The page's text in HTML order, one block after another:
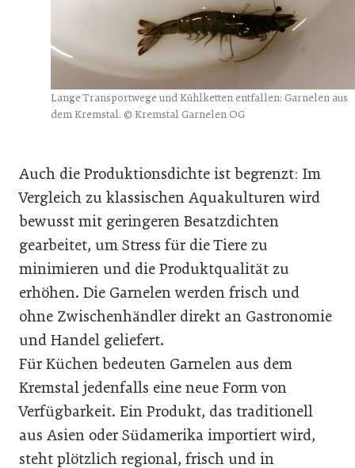
Lange Transportwege und Kühlketten entfallen: Garnelen aus
dem Kremstal. © Kremstal Garnelen OG
Auch die Produktionsdichte ist begrenzt: Im
Vergleich zu klassischen Aquakulturen wird
bewusst mit geringeren Besatzdichten
gearbeitet, um Stress für die Tiere zu
minimieren und die Produktqualität zu
erhöhen. Die Garnelen werden frisch und
ohne Zwischenhändler direkt an Gastronomie
und Handel geliefert.
Für Küchen bedeuten Garnelen aus dem
Kremstal jedenfalls eine neue Form von
Verfügbarkeit. Ein Produkt, das traditionell
aus Asien oder Südamerika importiert wird,
steht plötzlich regional, frisch und in